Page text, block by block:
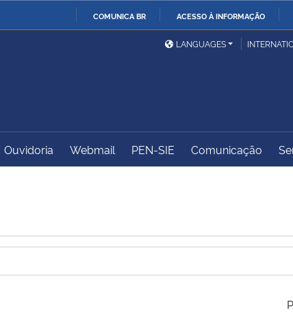
COMUNICA BR ACESSO À INFORMAÇÃO
Ministério da Defesa
Ministério das Relações
Exteriores
Ministério do
Controladoria-Geral da
LANGUAGES
Ouvidoria Webmail PEN-SIE Comunicação